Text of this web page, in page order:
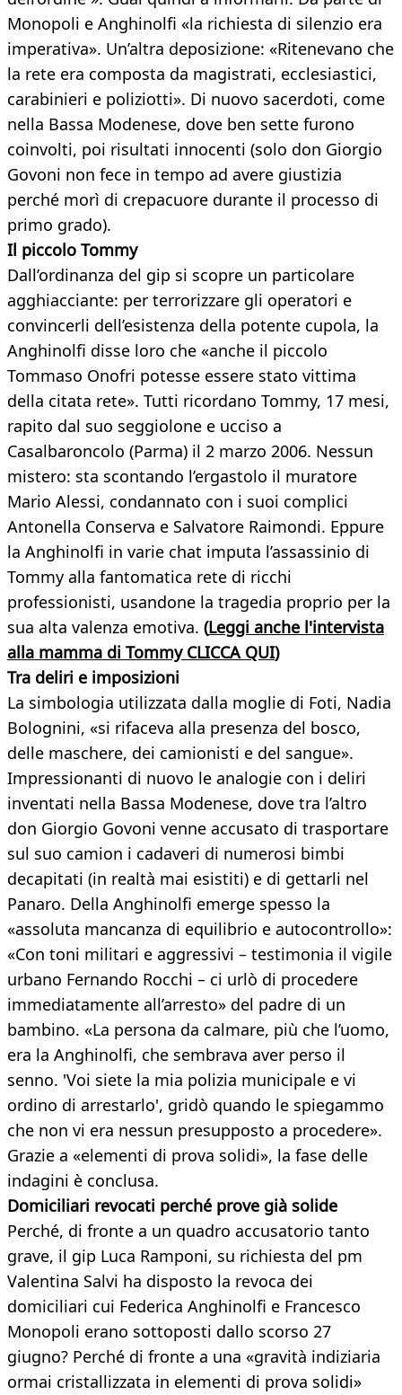
Monopoli e Anghinolfi «la richiesta di silenzio era
imperativa». Un’altra deposizione: «Ritenevano che
la rete era composta da magistrati, ecclesiastici,
carabinieri e poliziotti». Di nuovo sacerdoti, come
nella Bassa Modenese, dove ben sette furono
coinvolti, poi risultati innocenti (solo don Giorgio
Govoni non fece in tempo ad avere giustizia
perché morì di crepacuore durante il processo di
primo grado).
Il piccolo Tommy
Dall’ordinanza del gip si scopre un particolare
agghiacciante: per terrorizzare gli operatori e
convincerli dell’esistenza della potente cupola, la
Anghinolfi disse loro che «anche il piccolo
Tommaso Onofri potesse essere stato vittima
della citata rete». Tutti ricordano Tommy, 17 mesi,
rapito dal suo seggiolone e ucciso a
Casalbaroncolo (Parma) il 2 marzo 2006. Nessun
mistero: sta scontando l’ergastolo il muratore
Mario Alessi, condannato con i suoi complici
Antonella Conserva e Salvatore Raimondi. Eppure
la Anghinolfi in varie chat imputa l’assassinio di
Tommy alla fantomatica rete di ricchi
professionisti, usandone la tragedia proprio per la
sua alta valenza emotiva. (Leggi anche l'intervista
alla mamma di Tommy CLICCA QUI)
Tra deliri e imposizioni
La simbologia utilizzata dalla moglie di Foti, Nadia
Bolognini, «si rifaceva alla presenza del bosco,
delle maschere, dei camionisti e del sangue».
Impressionanti di nuovo le analogie con i deliri
inventati nella Bassa Modenese, dove tra l’altro
don Giorgio Govoni venne accusato di trasportare
sul suo camion i cadaveri di numerosi bimbi
decapitati (in realtà mai esistiti) e di gettarli nel
Panaro. Della Anghinolfi emerge spesso la
«assoluta mancanza di equilibrio e autocontrollo»:
«Con toni militari e aggressivi – testimonia il vigile
urbano Fernando Rocchi – ci urlò di procedere
immediatamente all’arresto» del padre di un
bambino. «La persona da calmare, più che l’uomo,
era la Anghinolfi, che sembrava aver perso il
senno. 'Voi siete la mia polizia municipale e vi
ordino di arrestarlo', gridò quando le spiegammo
che non vi era nessun presupposto a procedere».
Grazie a «elementi di prova solidi», la fase delle
indagini è conclusa.
Domiciliari revocati perché prove già solide
Perché, di fronte a un quadro accusatorio tanto
grave, il gip Luca Ramponi, su richiesta del pm
Valentina Salvi ha disposto la revoca dei
domiciliari cui Federica Anghinolfi e Francesco
Monopoli erano sottoposti dallo scorso 27
giugno? Perché di fronte a una «gravità indiziaria
ormai cristallizzata in elementi di prova solidi»